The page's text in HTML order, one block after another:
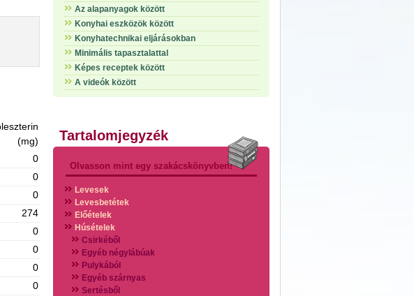
(mg)
0
0
0
274
0
0
0
0
Az alapanyagok között
Konyhai eszközök között
Konyhatechnikai eljárásokban
Minimális tapasztalattal
Képes receptek között
A videók között
Tartalomjegyzék
Olvasson mint egy szakácskönyvben!
Levesek
Levesbetétek
Előételek
Húsételek
Csirkéből
Egyéb négylábúak
Pulykából
Egyéb szárnyas
Sertésből